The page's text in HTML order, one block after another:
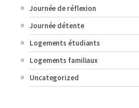
Journée de réflexion
Journée détente
Logements étudiants
Logements familiaux
Uncategorized